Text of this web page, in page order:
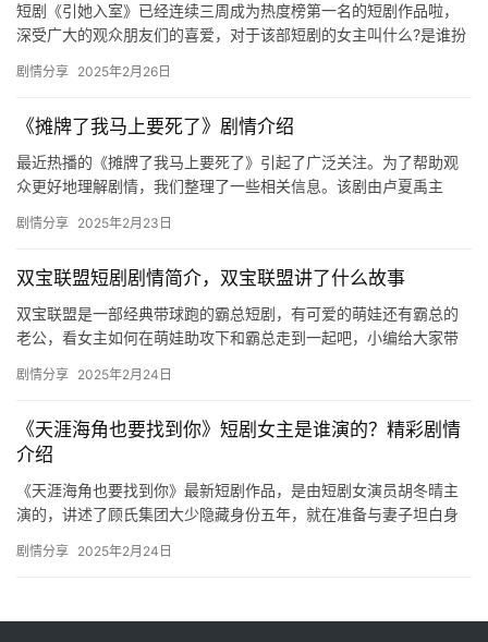
短剧《引她入室》已经连续三周成为热度榜第一名的短剧作品啦，
深受广大的观众朋友们的喜爱，对于该部短剧的女主叫什么?是谁扮
…
剧情分享 2025年2月26日
《摊牌了我马上要死了》剧情介绍
最近热播的《摊牌了我马上要死了》引起了广泛关注。为了帮助观
众更好地理解剧情，我们整理了一些相关信息。该剧由卢夏禹主
袭…
剧情分享 2025年2月23日
双宝联盟短剧剧情简介，双宝联盟讲了什么故事
双宝联盟是一部经典带球跑的霸总短剧，有可爱的萌娃还有霸总的
老公，看女主如何在萌娃助攻下和霸总走到一起吧，小编给大家带
楚5…
剧情分享 2025年2月24日
《天涯海角也要找到你》短剧女主是谁演的？精彩剧情
介绍
《天涯海角也要找到你》最新短剧作品，是由短剧女演员胡冬晴主
演的，讲述了顾氏集团大少隐藏身份五年，就在准备与妻子坦白身
剧情分享 2025年2月24日